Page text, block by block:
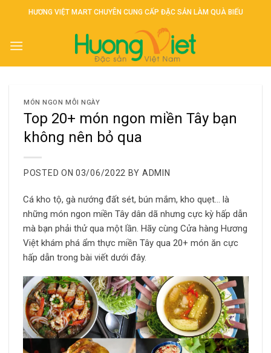
HƯƠNG VIỆT MART CHUYÊN CUNG CẤP ĐẶC SẢN LÀM QUÀ BIẾU
MÓN NGON MỖI NGÀY
Top 20+ món ngon miền Tây bạn
không nên bỏ qua
POSTED ON 03/06/2022 BY ADMIN
Cá kho tộ, gà nướng đất sét, bún mắm, kho quẹt… là
những món ngon miền Tây dân dã nhưng cực kỳ hấp dẫn
mà bạn phải thử qua một lần. Hãy cùng Cửa hàng Hương
Việt khám phá ẩm thực miền Tây qua 20+ món ăn cực
hấp dẫn trong bài viết dưới đây.